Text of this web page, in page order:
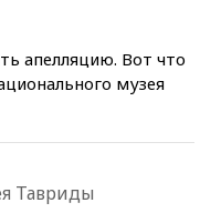
апелляцию. Вот что
музея
Тавриды